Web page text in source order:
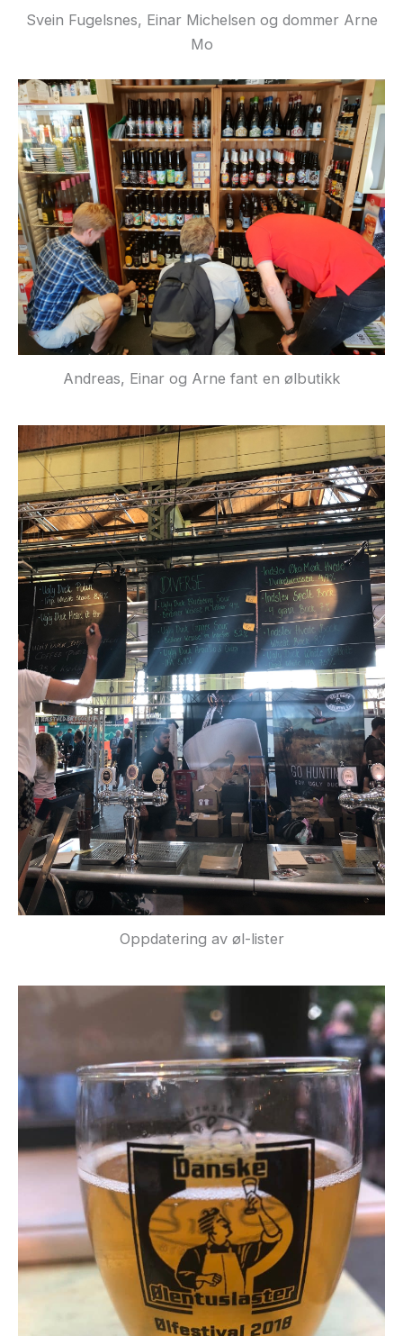
Svein Fugelsnes, Einar Michelsen og dommer Arne
Mo
Andreas, Einar og Arne fant en ølbutikk
Oppdatering av øl-lister